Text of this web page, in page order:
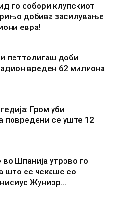
го собори клупскиот
добива засилување
евра!
петтолигаш доби
вреден 62 милиона
Гром уби
повредени се уште 12
Шпанија утрово го
што се чекаше со
Жуниор...